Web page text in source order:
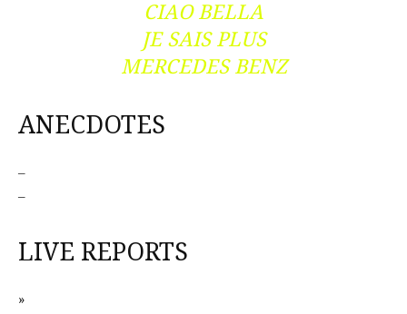
CIAO BELLA
JE SAIS PLUS
MERCEDES BENZ
ANECDOTES
–
–
LIVE REPORTS
»